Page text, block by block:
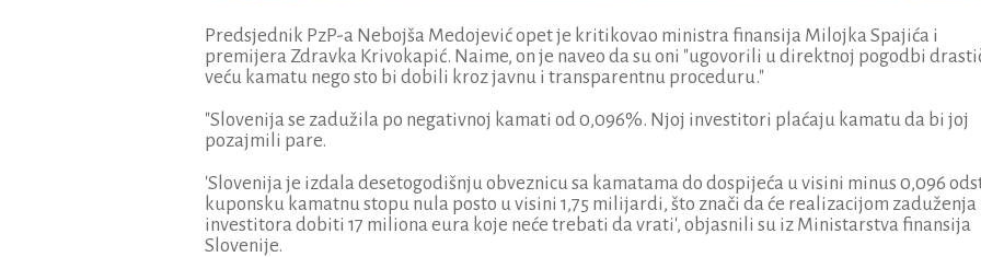
Predsjednik PzP-a Nebojša Medojević opet je kritikovao ministra finansija Milojka Spajića i
premijera Zdravka Krivokapić. Naime, on je naveo da su oni "ugovorili u direktnoj pogodbi
veću kamatu nego sto bi dobili kroz javnu i transparentnu proceduru."
"Slovenija se zadužila po negativnoj kamati od 0,096%. Njoj investitori plaćaju kamatu da bi joj
pozajmili pare.
'Slovenija je izdala desetogodišnju obveznicu sa kamatama do dospijeća u visini minus 0,096
kuponsku kamatnu stopu nula posto u visini 1,75 milijardi, što znači da će realizacijom zaduženja
investitora dobiti 17 miliona eura koje neće trebati da vrati', objasnili su iz Ministarstva finansija
Slovenije.